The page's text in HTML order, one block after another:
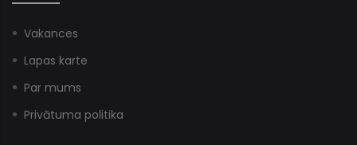
Vakances
Lapas karte
Par mums
Privātuma politika